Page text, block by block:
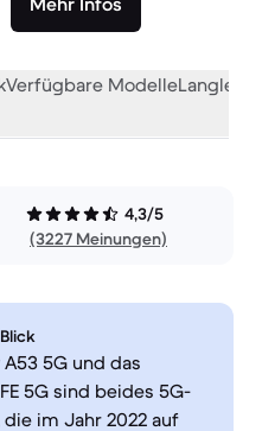
Verfügbare Modelle
4,3/5
(3227 Meinungen)
5G und das
5G sind beides 5G-
im Jahr 2022 auf